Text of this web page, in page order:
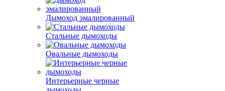
Дымоход эмалированный
Стальные дымоходы
Овальные дымоходы
Интерьерные черные